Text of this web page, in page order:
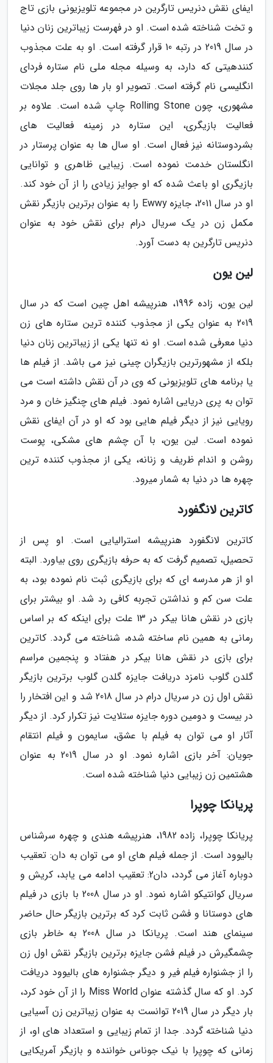
ایفای نقش دنریس تارگرین در مجموعه تلویزیونی بازی تاج
و تخت شناخته شده است. او در فهرست زیباترین زنان دنیا
در سال 2019 در رتبه 10 قرار گرفته است. او به علت مجذوب
کنندهیتی که دارد، به وسیله مجله ملی نام ستاره فردای
انگلیسی نام گرفته است. تصویر او بار ها روی جلد مجلات
مشهوری، چون Rolling Stone چاپ شده است. علاوه بر
فعالیت بازیگری، این ستاره در زمینه فعالیت های
بشردوستانه نیز فعال است. او سال ها به عنوان پرستار در
انگلستان خدمت نموده است. زیبایی ظاهری و توانایی
بازیگری او باعث شده که او جوایز زیادی را از آن خود کند.
او در سال 2011، جایزه Ewwy را به عنوان برترین بازیگر نقش
مکمل زن در یک سریال درام برای نقش خود به عنوان
دنریس تارگرین به دست آورد.
لین یون
لین یون، زاده 1996، هنرپیشه اهل چین است که در سال
2019 به عنوان یکی از مجذوب کننده ترین ستاره های زن
دنیا معرفی شده است. او نه تنها یکی از زیباترین زنان دنیا
بلکه از مشهورترین بازیگران چینی نیز می باشد. از فیلم ها
یا برنامه های تلویزیونی که وی در آن نقش داشته است می
توان به پری دریایی اشاره نمود. فیلم های چنگیز خان و مرد
رویایی نیز از دیگر فیلم هایی بود که او در آن ایفای نقش
نموده است. لین یون، با آن چشم های مشکی، پوست
روشن و اندام ظریف و زنانه، یکی از مجذوب کننده ترین
چهره ها در دنیا به شمار میرود.
کاترین لانگفورد
کاترین لانگفورد هنرپیشه استرالیایی است. او پس از
تحصیل، تصمیم گرفت که به حرفه بازیگری روی بیاورد. البته
او از هر مدرسه ای که برای بازیگری ثبت نام نموده بود، به
علت سن کم و نداشتن تجربه کافی رد شد. او بیشتر برای
بازی در نقش هانا بیکر در 13 علت برای اینکه که بر اساس
رمانی به همین نام ساخته شده، شناخته می گردد. کاترین
برای بازی در نقش هانا بیکر در هفتاد و پنجمین مراسم
گلدن گلوب نامزد دریافت جایزه گلدن گلوب برترین بازیگر
نقش اول زن در سریال درام در سال 2018 شد و این افتخار را
در بیست و دومین دوره جایزه ستلایت نیز تکرار کرد. از دیگر
آثار او می توان به فیلم با عشق، سایمون و فیلم انتقام
جویان: آخر بازی اشاره نمود. او در سال 2019 به عنوان
هشتمین زن زیبایی دنیا شناخته شده است.
پریانکا چوپرا
پریانکا چوپرا، زاده 1982، هنرپیشه هندی و چهره سرشناس
بالیوود است. از جمله فیلم های او می توان به دان: تعقیب
دوباره آغاز می گردد، دان2: تعقیب ادامه می یابد، کریش و
سریال کوانتیکو اشاره نمود. او در سال 2008 با بازی در فیلم
های دوستانا و فشن ثابت کرد که برترین بازیگر حال حاضر
سینمای هند است. پریانکا در سال 2008 به خاطر بازی
چشمگیرش در فیلم فشن جایزه برترین بازیگر نقش اول زن
را از جشنواره فیلم فیر و دیگر جشنواره های بالیوود دریافت
کرد. او که سال گذشته عنوان Miss World را از آن خود کرد،
بار دیگر در سال 2019 توانست به عنوان زیباترین زن آسیایی
دنیا شناخته گردد. جدا از تمام زیبایی و استعداد های او، از
زمانی که چوپرا با نیک جوناس خواننده و بازیگر آمریکایی